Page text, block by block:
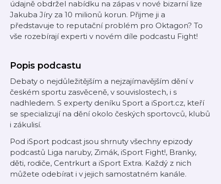
údajně obdržel nabídku na zápas v nové bizarní lize
Jakuba Jíry za 10 milionů korun. Přijme ji a
představuje to reputační problém pro Oktagon? To
vše rozebírají experti v novém díle podcastu Fight!
Popis podcastu
Debaty o nejdůležitějším a nejzajímavějším dění v
českém sportu zasvěceně, v souvislostech, i s
nadhledem. S experty deníku Sport a iSport.cz, kteří
se specializují na dění okolo českých sportovců, klubů
i zákulisí.
Pod iSport podcast jsou shrnuty všechny epizody
podcastů Liga naruby, Zimák, iSport Fight!, Branky,
děti, rodiče, Centrkurt a iSport Extra. Každý z nich
můžete odebírat i v jejich samostatném kanále.